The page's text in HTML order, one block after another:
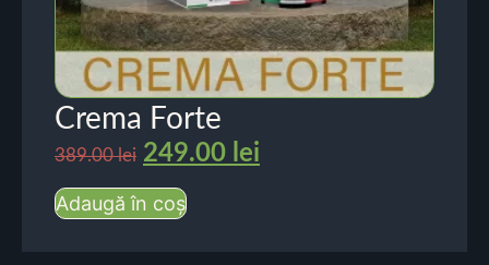
Crema Forte
389.00lei 249.00 lei
Adaugă în coș